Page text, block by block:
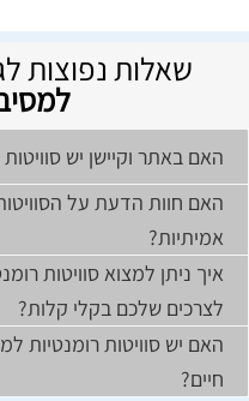
שאלות נפוצות
האם באתר וקיישן יש
האם חוות הדעת על
אמיתיות?
איך ניתן למצוא סוויטות
לצרכים שלכם בקלי קלות?
האם יש סוויטות רומנטיות
חיים?